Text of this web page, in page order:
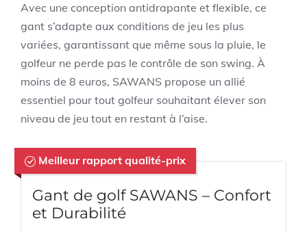
Avec une conception antidrapante et flexible, ce
gant s’adapte aux conditions de jeu les plus
variées, garantissant que même sous la pluie, le
golfeur ne perde pas le contrôle de son swing. À
moins de 8 euros, SAWANS propose un allié
essentiel pour tout golfeur souhaitant élever son
niveau de jeu tout en restant à l’aise.
Meilleur rapport qualité-prix
Gant de golf SAWANS – Confort
et Durabilité